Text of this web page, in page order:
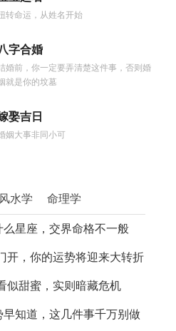
转命运，从姓名开始
字合婚
婚前，你一定要弄清楚这件事，否则婚
就是你的坟墓
娶吉日
姻大事非同小可
风水学 命理学
么星座，交界命格不一般
开，你的运势将迎来大转折
似甜蜜，实则暗藏危机
早知道，这几件事千万别做